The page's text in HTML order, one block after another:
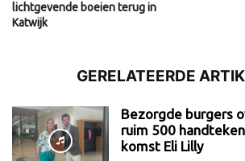
lichtgevende boeien terug in
Katwijk
GERELATEERDE
Bezorgde burgers
ruim 500
komst Eli Lilly